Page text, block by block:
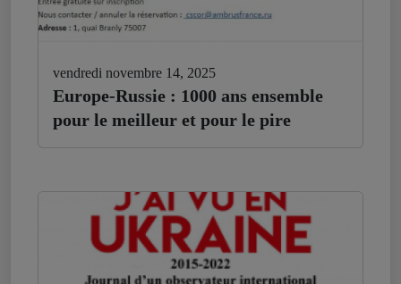
vendredi novembre 14, 2025
Europe-Russie : 1000 ans ensemble
pour le meilleur et pour le pire